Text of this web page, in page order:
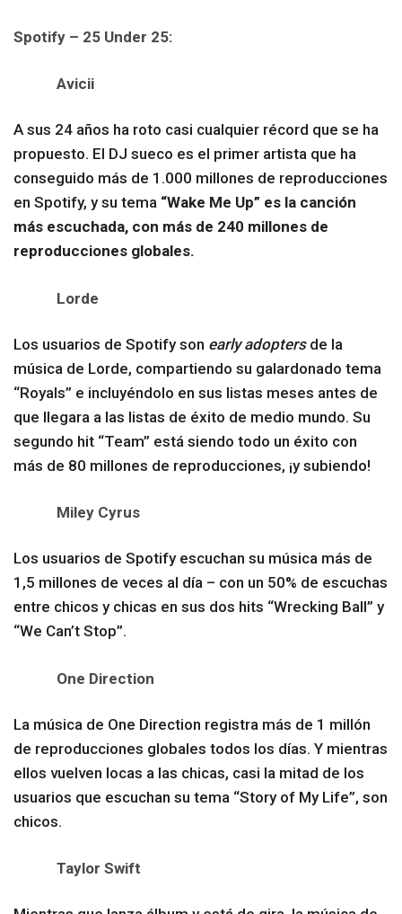
Spotify – 25 Under 25:
Avicii
A sus 24 años ha roto casi cualquier récord que se ha
propuesto. El DJ sueco es el primer artista que ha
conseguido más de 1.000 millones de reproducciones
en Spotify, y su tema “Wake Me Up” es la canción
más escuchada, con más de 240 millones de
reproducciones globales.
Lorde
Los usuarios de Spotify son early adoptersde la
música de Lorde, compartiendo su galardonado tema
“Royals” e incluyéndolo en sus listas meses antes de
que llegara a las listas de éxito de medio mundo. Su
segundo hit “Team” está siendo todo un éxito con
más de 80 millones de reproducciones, ¡y subiendo!
Miley Cyrus
Los usuarios de Spotify escuchan su música más de
1,5 millones de veces al día – con un 50% de escuchas
entre chicos y chicas en sus dos hits “Wrecking Ball” y
“We Can’t Stop”.
One Direction
La música de One Direction registra más de 1 millón
de reproducciones globales todos los días. Y mientras
ellos vuelven locas a las chicas, casi la mitad de los
usuarios que escuchan su tema “Story of My Life”, son
chicos.
Taylor Swift